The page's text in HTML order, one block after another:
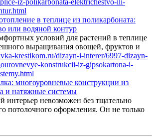
в теплице из поликарбоната:
или водяной контур
условий для растений в теплице
выращивания овощей, фруктов и
многоуровневые конструкции из
и натяжные системы
интерьер невозможен без тщательно
потолочного оформления. Он не только